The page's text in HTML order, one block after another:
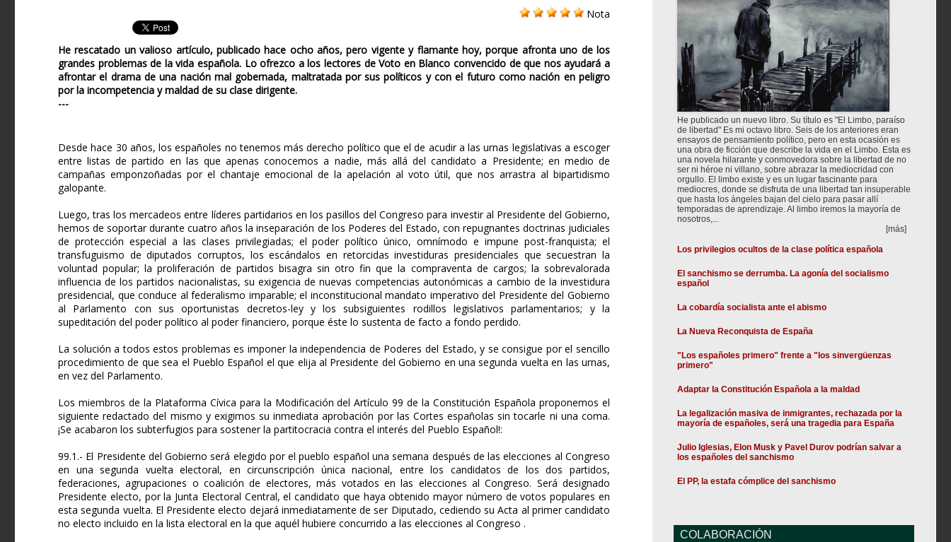
Nota
He rescatado un valioso artículo, publicado hace ocho años, pero vigente y flamante hoy, porque afronta uno de los
grandes problemas de la vida española. Lo ofrezco a los lectores de Voto en Blanco convencido de que nos ayudará a
afrontar el drama de una nación mal gobernada, maltratada por sus políticos y con el futuro como nación en peligro
por la incompetencia y maldad de su clase dirigente.
---
Desde hace 30 años, los españoles no tenemos más derecho político que el de acudir a las urnas legislativas a escoger
entre listas de partido en las que apenas conocemos a nadie, más allá del candidato a Presidente; en medio de
campañas emponzoñadas por el chantaje emocional de la apelación al voto útil, que nos arrastra al bipartidismo
galopante.
Luego, tras los mercadeos entre líderes partidarios en los pasillos del Congreso para investir al Presidente del Gobierno,
hemos de soportar durante cuatro años la inseparación de los Poderes del Estado, con repugnantes doctrinas judiciales
de protección especial a las clases privilegiadas; el poder político único, omnímodo e impune post-franquista; el
transfuguismo de diputados corruptos, los escándalos en retorcidas investiduras presidenciales que secuestran la
voluntad popular; la proliferación de partidos bisagra sin otro fin que la compraventa de cargos; la sobrevalorada
influencia de los partidos nacionalistas, su exigencia de nuevas competencias autonómicas a cambio de la investidura
presidencial, que conduce al federalismo imparable; el inconstitucional mandato imperativo del Presidente del Gobierno
al Parlamento con sus oportunistas decretos-ley y los subsiguientes rodillos legislativos parlamentarios; y la
supeditación del poder político al poder financiero, porque éste lo sustenta de facto a fondo perdido.
La solución a todos estos problemas es imponer la independencia de Poderes del Estado, y se consigue por el sencillo
procedimiento de que sea el Pueblo Español el que elija al Presidente del Gobierno en una segunda vuelta en las urnas,
en vez del Parlamento.
Los miembros de la Plataforma Cívica para la Modificación del Artículo 99 de la Constitución Española proponemos el
siguiente redactado del mismo y exigimos su inmediata aprobación por las Cortes españolas sin tocarle ni una coma.
¡Se acabaron los subterfugios para sostener la partitocracia contra el interés del Pueblo Español!:
99.1.- El Presidente del Gobierno será elegido por el pueblo español una semana después de las elecciones al Congreso
en una segunda vuelta electoral, en circunscripción única nacional, entre los candidatos de los dos partidos,
federaciones, agrupaciones o coalición de electores, más votados en las elecciones al Congreso. Será designado
Presidente electo, por la Junta Electoral Central, el candidato que haya obtenido mayor número de votos populares en
esta segunda vuelta. El Presidente electo dejará inmediatamente de ser Diputado, cediendo su Acta al primer candidato
no electo incluido en la lista electoral en la que aquél hubiere concurrido a las elecciones al Congreso .
He publicado un nuevo libro. Su título es "El Limbo, paraíso
de libertad" Es mi octavo libro. Seis de los anteriores eran
ensayos de pensamiento político, pero en esta ocasión es
una obra de ficción que describe la vida en el Limbo. Esta es
una novela hilarante y conmovedora sobre la libertad de no
ser ni héroe ni villano, sobre abrazar la mediocridad con
orgullo. El limbo existe y es un lugar fascinante para
mediocres, donde se disfruta de una libertad tan insuperable
que hasta los ángeles bajan del cielo para pasar allí
temporadas de aprendizaje. Al limbo iremos la mayoría de
nosotros,...
[más]
Los privilegios ocultos de la clase política española
El sanchismo se derrumba. La agonía del socialismo
español
La cobardía socialista ante el abismo
La Nueva Reconquista de España
"Los españoles primero" frente a "los sinvergüenzas
primero"
Adaptar la Constitución Española a la maldad
La legalización masiva de inmigrantes, rechazada por la
mayoría de españoles, será una tragedia para España
Julio Iglesias, Elon Musk y Pavel Durov podrían salvar a
los españoles del sanchismo
El PP, la estafa cómplice del sanchismo
COLABORACIÓN